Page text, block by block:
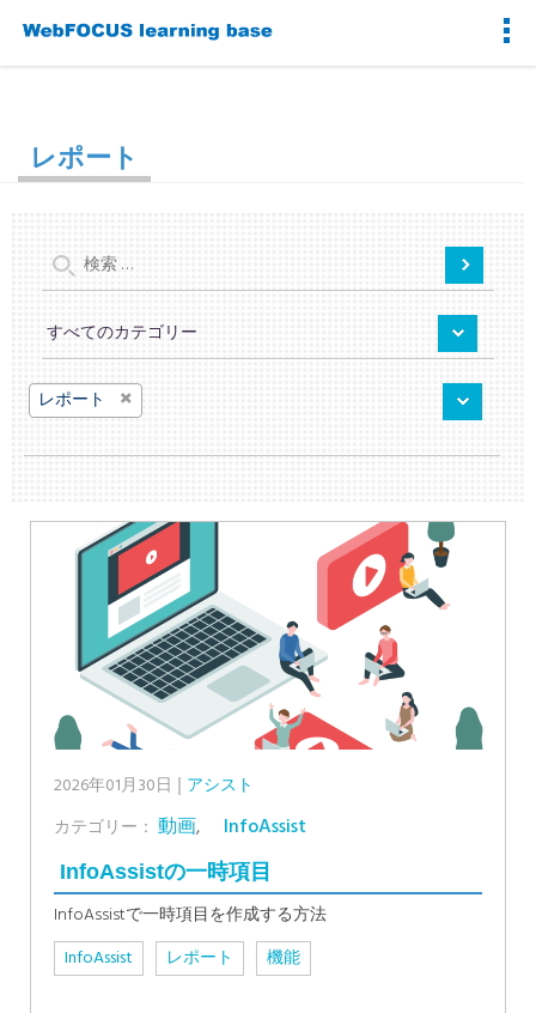
レポート
×
レポート
2026年01月30日
アシスト
カテゴリー： 動画, InfoAssist
InfoAssistの一時項目
InfoAssistで一時項目を作成する方法
InfoAssist
レポート 機能